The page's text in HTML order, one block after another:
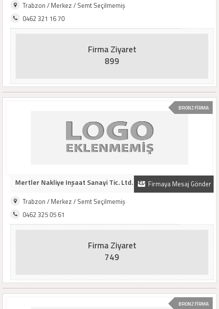
Trabzon / Merkez / Semt Seçilmemiş
0462 321 16 70
Firma Ziyaret
899
BRONZ FİRMA
Firmaya Mesaj Gönder
Mertler Nakliye Inşaat Sanayi Tic. Ltd. Şti.
Trabzon / Merkez / Semt Seçilmemiş
0462 325 05 61
Firma Ziyaret
749
BRONZ FİRMA